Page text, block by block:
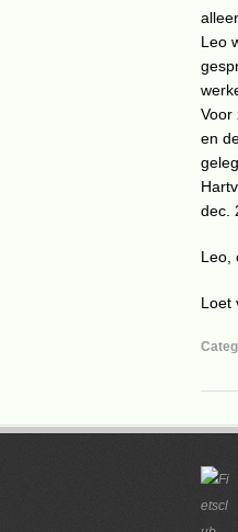
Leo
Voor
en
dec.
Leo,
Loet